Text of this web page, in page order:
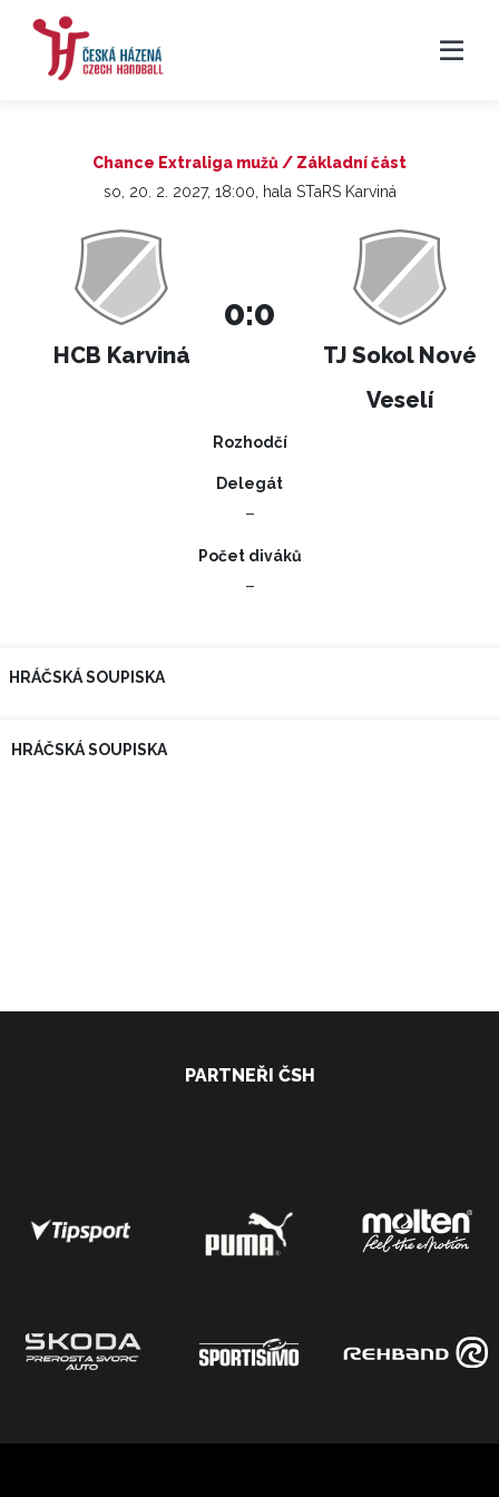
Chance Extraliga mužů / Základní část
so, 20. 2. 2027, 18:00, hala STaRS Karviná
HCB Karviná
0:0
TJ Sokol Nové
Veselí
Rozhodčí
Delegát
–
Počet diváků
–
HRÁČSKÁ SOUPISKA
HRÁČSKÁ SOUPISKA
PARTNEŘI ČSH